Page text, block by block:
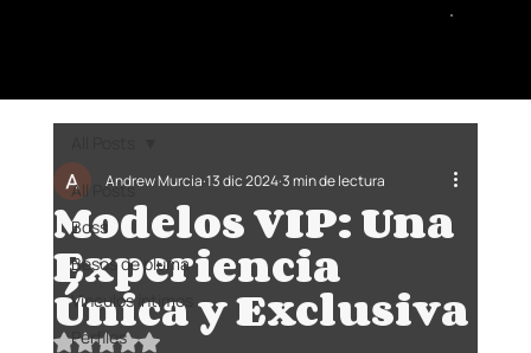
All Posts
Boss
Besos de pluma
Vínculos íntimos
Perfiles
Modelos VIP: Una
Experiencia
Única y Exclusiva
Andrew Murcia 13 dic 20243 min de lectura
Obtuvo NaN de 5 estrellas.